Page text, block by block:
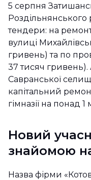
5 серпня
Роздільнянського
тендери: на
вулиці
гривень) та по
37 тисяч гривень).
Савранської
капітальний
гімназії на понад
Новий
знайомою
Назва фірми